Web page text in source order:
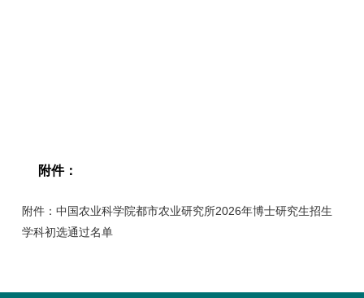
附件：
附件：中国农业科学院都市农业研究所2026年博士研究生招生
学科初选通过名单